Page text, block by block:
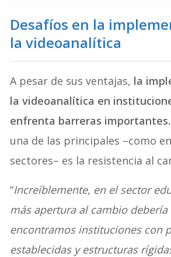
Desafíos en la
la videoanalítica
A pesar de sus ventajas, la
la videoanalítica en
enfrenta barreras importantes.
una de las principales –como
sectores– es la resistencia al
“Increíblemente, en el sector
más apertura al cambio debería
encontramos instituciones con
establecidas y estructuras